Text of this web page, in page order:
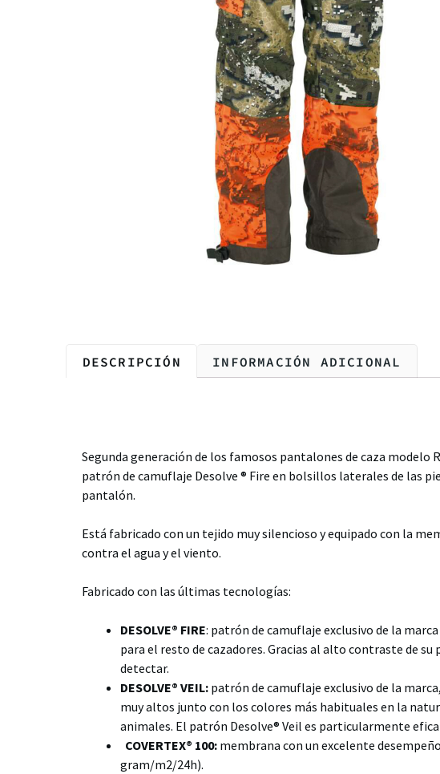
DESCRIPCIÓN INFORMACIÓN ADICIONAL
Segunda generación de los famosos pantalones de caza
patrón de camuflaje Desolve ® Fire en bolsillos laterales de las
pantalón.
Está fabricado con un tejido muy silencioso y equipado con la
contra el agua y el viento.
Fabricado con las últimas tecnologías:
DESOLVE® FIRE: patrón de camuflaje exclusivo de la
para el resto de cazadores. Gracias al alto contraste de
detectar.
DESOLVE® VEIL: patrón de camuflaje exclusivo de la
muy altos junto con los colores más habituales en la
animales. El patrón Desolve® Veil es particularmente
COVERTEX® 100: membrana con un excelente
gram/m2/24h).